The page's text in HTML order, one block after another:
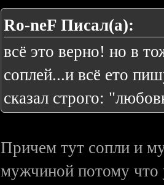
Ro-neF Писал(а):
всё это верно! но в
соплей...и всё ето
сказал строго:
Причем тут сопли и
мужчиной потому что